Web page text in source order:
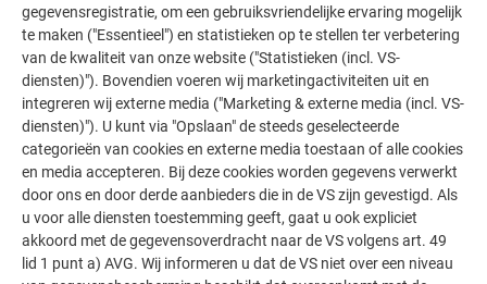
De PREFA referentiegallerij laat zien hoe veelzijdig
aluminium kan worden toegepast. Ontdek meer
indrukwekkende projecten met de duurzame PREFA
aluminiumoplossingen voor dak, zonne-energie en
gevel.
MEER REFERENTIES BEKIJKEN
gegevensregistratie, om een gebruiksvriendelijke ervaring mogelijk
te maken ("Essentieel") en statistieken op te stellen ter verbetering
van de kwaliteit van onze website ("Statistieken (incl. VS-
diensten)"). Bovendien voeren wij marketingactiviteiten uit en
integreren wij externe media ("Marketing & externe media (incl. VS-
diensten)"). U kunt via "Opslaan" de steeds geselecteerde
categorieën van cookies en externe media toestaan of alle cookies
en media accepteren. Bij deze cookies worden gegevens verwerkt
door ons en door derde aanbieders die in de VS zijn gevestigd. Als
u voor alle diensten toestemming geeft, gaat u ook expliciet
akkoord met de gegevensoverdracht naar de VS volgens art. 49
lid 1 punt a) AVG. Wij informeren u dat de VS niet over een niveau